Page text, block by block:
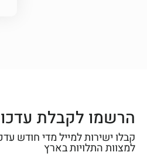
הרשמו לקבלת
קבלו ישירות למייל מדי חודש
למצוות התלויות בארץ